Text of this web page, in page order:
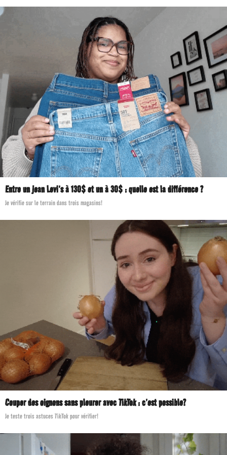
Entre un jean Levi’s à 130$ et un à 30$ : quelle est la différence ?
Je vérifie sur le terrain dans trois magasins!
Couper des oignons sans pleurer avec TikTok : c’est possible?
Je teste trois astuces TikTok pour vérifier!